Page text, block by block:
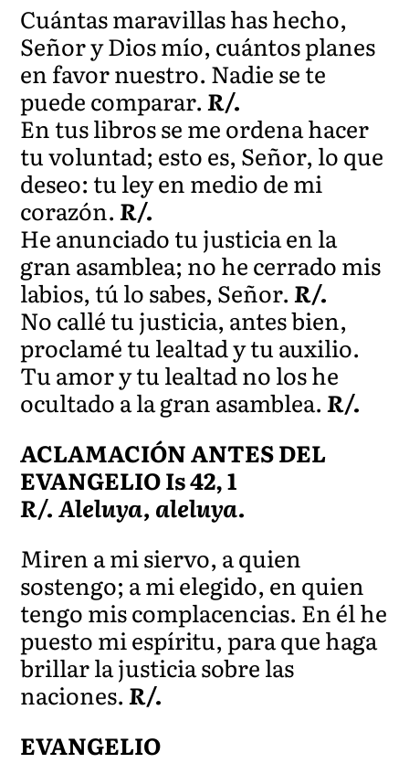
Cuántas maravillas has hecho,
Señor y Dios mío, cuántos planes
en favor nuestro. Nadie se te
puede comparar.R/.
En tus libros se me ordena hacer
tu voluntad; esto es, Señor, lo que
deseo: tu ley en medio de mi
corazón.R/.
He anunciado tu justicia en la
gran asamblea; no he cerrado mis
labios, tú lo sabes, Señor.R/.
No callé tu justicia, antes bien,
proclamé tu lealtad y tu auxilio.
Tu amor y tu lealtad no los he
ocultado a la gran asamblea.R/.
ACLAMACIÓN ANTES DEL
EVANGELIO Is 42, 1
R/. Aleluya, aleluya.
Miren a mi siervo, a quien
sostengo; a mi elegido, en quien
tengo mis complacencias. En él he
puesto mi espíritu, para que haga
brillar la justicia sobre las
naciones.R/.
EVANGELIO